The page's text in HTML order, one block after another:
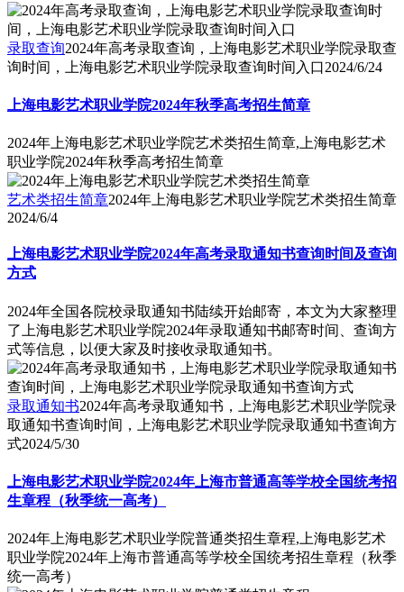
录取查询2024年高考录取查询，上海电影艺术职业学院录取查
询时间，上海电影艺术职业学院录取查询时间入口2024/6/24
上海电影艺术职业学院2024年秋季高考招生简章
2024年上海电影艺术职业学院艺术类招生简章,上海电影艺术
职业学院2024年秋季高考招生简章
艺术类招生简章2024年上海电影艺术职业学院艺术类招生简章
2024/6/4
上海电影艺术职业学院2024年高考录取通知书查询时间及查询
方式
2024年全国各院校录取通知书陆续开始邮寄，本文为大家整理
了上海电影艺术职业学院2024年录取通知书邮寄时间、查询方
式等信息，以便大家及时接收录取通知书。
录取通知书2024年高考录取通知书，上海电影艺术职业学院录
取通知书查询时间，上海电影艺术职业学院录取通知书查询方
式2024/5/30
上海电影艺术职业学院2024年上海市普通高等学校全国统考招
生章程（秋季统一高考）
2024年上海电影艺术职业学院普通类招生章程,上海电影艺术
职业学院2024年上海市普通高等学校全国统考招生章程（秋季
统一高考）